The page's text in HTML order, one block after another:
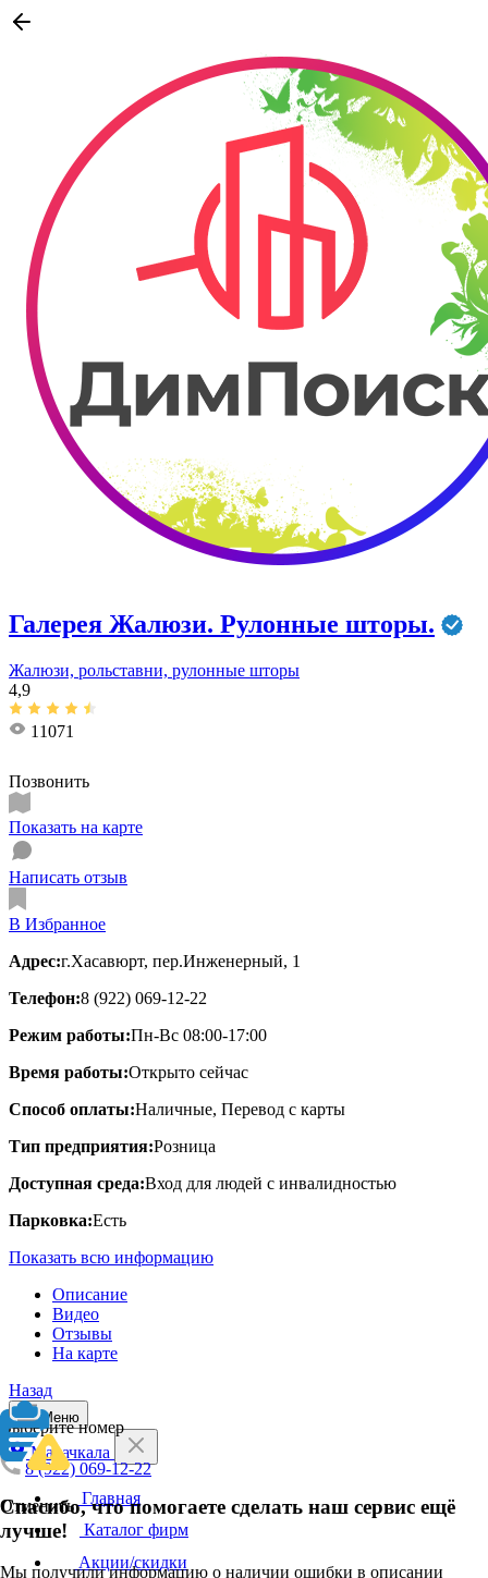
Галерея Жалюзи. Рулонные шторы.
Жалюзи, рольставни, рулонные шторы
4,9
11071
Позвонить
Показать на карте
Написать отзыв
В Избранное
Адрес:г.Хасавюрт, пер.Инженерный, 1
Телефон:8 (922) 069-12-22
Режим работы:Пн-Вс 08:00-17:00
Время работы:Открыто сейчас
Способ оплаты:Наличные, Перевод с карты
Тип предприятия:Розница
Доступная среда:Вход для людей с инвалидностью
Парковка:Есть
Показать всю информацию
Описание
Видео
Отзывы
На карте
Назад
Выберите номер
8 (922) 069-12-22
Отменить
Спасибо, что помогаете сделать наш сервис ещё
лучше!
Мы получили информацию о наличии ошибки в описании
Меню
Махачкала
Главная
Каталог фирм
Акции/скидки